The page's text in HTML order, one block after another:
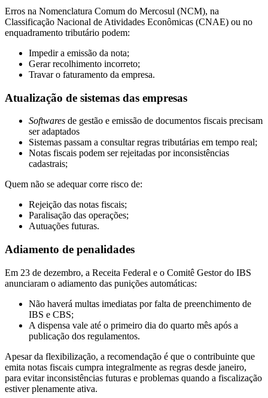
Erros na Nomenclatura Comum do Mercosul (NCM), na
Classificação Nacional de Atividades Econômicas (CNAE) ou no
enquadramento tributário podem:
Impedir a emissão da nota;
Gerar recolhimento incorreto;
Travar o faturamento da empresa.
Atualização de sistemas das empresas
Softwares de gestão e emissão de documentos fiscais precisam
ser adaptados
Sistemas passam a consultar regras tributárias em tempo real;
Notas fiscais podem ser rejeitadas por inconsistências
cadastrais;
Quem não se adequar corre risco de:
Rejeição das notas fiscais;
Paralisação das operações;
Autuações futuras.
Adiamento de penalidades
Em 23 de dezembro, a Receita Federal e o Comitê Gestor do IBS
anunciaram o adiamento das punições automáticas:
Não haverá multas imediatas por falta de preenchimento de
IBS e CBS;
A dispensa vale até o primeiro dia do quarto mês após a
publicação dos regulamentos.
Apesar da flexibilização, a recomendação é que o contribuinte que
emita notas fiscais cumpra integralmente as regras desde janeiro,
para evitar inconsistências futuras e problemas quando a fiscalização
estiver plenamente ativa.